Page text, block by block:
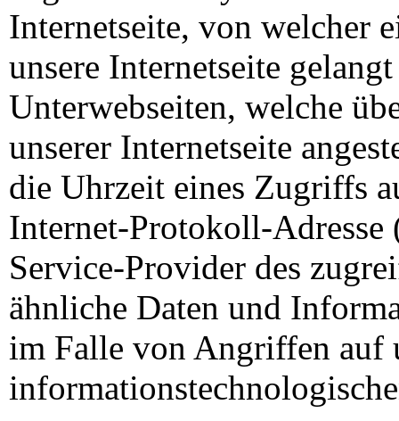
Internetseite, von welcher
unsere Internetseite
Unterwebseiten, welche
unserer Internetseite
die Uhrzeit eines Zugriffs
Internet-Protokoll-Adresse
Service-Provider des
ähnliche Daten und
im Falle von Angriffen auf